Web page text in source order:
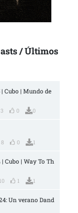
/ Últimos
Cubo | Mundo de
3 0 0
8 0 1
Cubo | Way To Th
10 1 1
Un verano Dand